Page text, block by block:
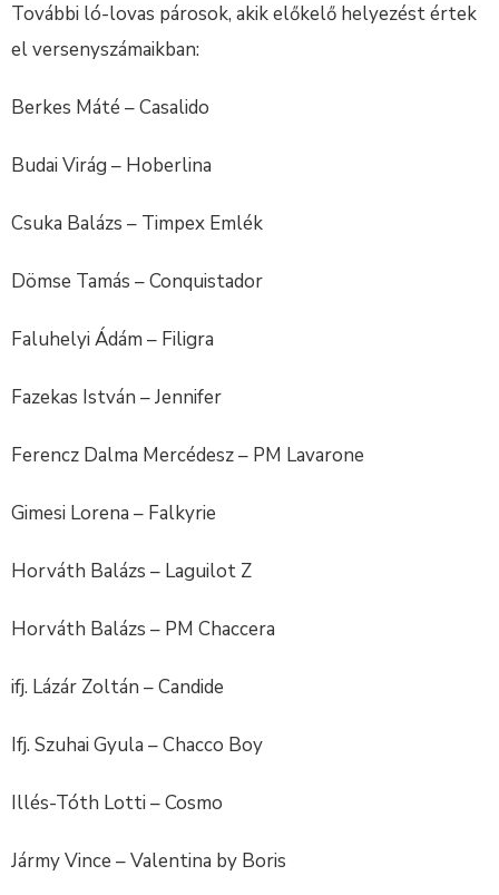
További ló-lovas párosok, akik előkelő helyezést értek
el versenyszámaikban:
Berkes Máté – Casalido
Budai Virág – Hoberlina
Csuka Balázs – Timpex Emlék
Dömse Tamás – Conquistador
Faluhelyi Ádám – Filigra
Fazekas István – Jennifer
Ferencz Dalma Mercédesz – PM Lavarone
Gimesi Lorena – Falkyrie
Horváth Balázs – Laguilot Z
Horváth Balázs – PM Chaccera
ifj. Lázár Zoltán – Candide
Ifj. Szuhai Gyula – Chacco Boy
Illés-Tóth Lotti – Cosmo
Jármy Vince – Valentina by Boris